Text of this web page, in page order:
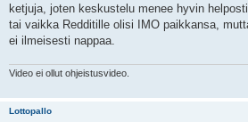
ketjuja, joten keskustelu menee hyvin
tai vaikka Redditille olisi IMO paikkansa,
ei ilmeisesti nappaa.
Video ei ollut ohjeistusvideo.
Lottopallo